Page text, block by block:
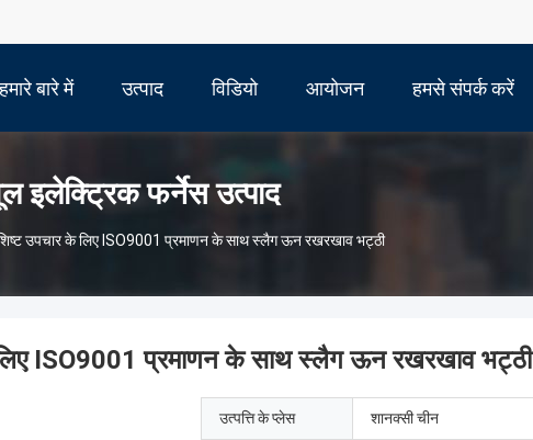
हमारे बारे में उत्पाद विडियो आयोजन हमसे संपर्क करें
इलेक्ट्रिक फर्नेस उत्पाद
उपचार के लिए ISO9001 प्रमाणन के साथ स्लैग ऊन रखरखाव भट्ठी
ISO9001 प्रमाणन के साथ स्लैग ऊन रखरखाव भट्ठी
उत्पत्ति के प्लेस शानक्सी चीन